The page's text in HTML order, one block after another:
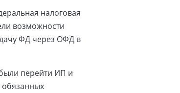
налоговая
возможности
ФД через ОФД в
перейти ИП и
обязанных